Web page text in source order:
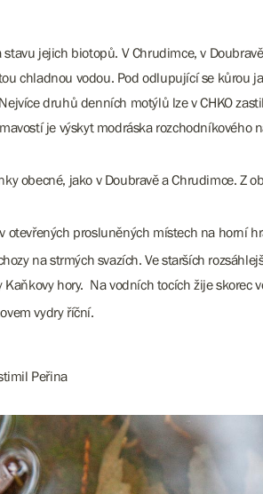
jejich biotopů. V Chrudimce, v
chladnou vodou. Pod odlupující se kůrou
druhů denních motýlů lze v CHKO
je výskyt modráska
obecné, jako v Doubravě a Chrudimce.
prosluněných místech na horní
na strmých svazích. Ve starších
hory. Na vodních tocích žije skorec
vydry říční.
Peřina